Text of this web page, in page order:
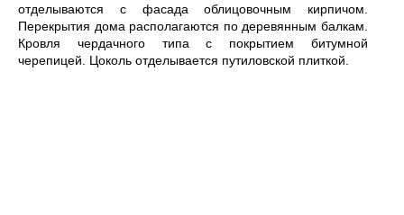
отделываются с фасада облицовочным кирпичом.
Перекрытия дома располагаются по деревянным балкам.
Кровля чердачного типа с покрытием битумной
черепицей. Цоколь отделывается путиловской плиткой.